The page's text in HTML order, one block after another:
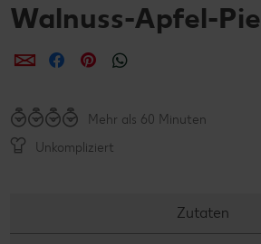
Walnuss-Apfel-Pie
per E-Mail teilen
per Facebook teilen
per Pinterest teilen
Mehr als 60 Minuten
Unkompliziert
Zutaten